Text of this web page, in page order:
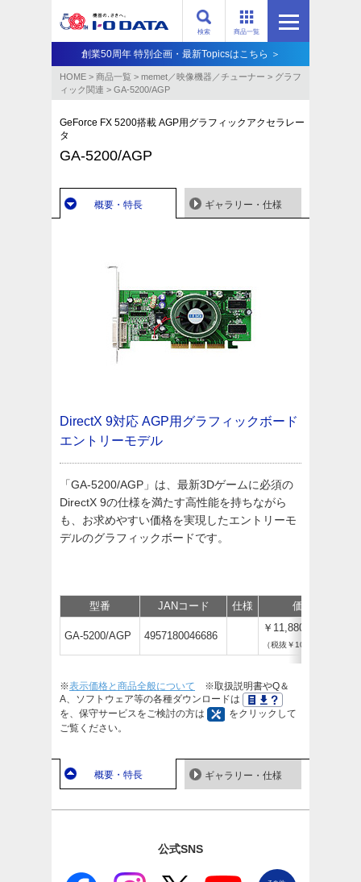
商品一覧
検索
創業50周年 特別企画・最新Topicsはこちら ＞
HOME > 商品一覧 > memet／映像機器／チューナー > グラフ
ィック関連 > GA-5200/AGP
GeForce FX 5200搭載 AGP用グラフィックアクセラレー
タ
GA-5200/AGP
概要・特長 ギャラリー・仕様
DirectX 9対応 AGP用グラフィックボード
エントリーモデル
「GA-5200/AGP」は、最新3Dゲームに必須の
DirectX 9の仕様を満たす高性能を持ちながら
も、お求めやすい価格を実現したエントリーモ
デルのグラフィックボードです。
型番 JANコード 仕様 価格
GA-5200/AGP 4957180046686
￥11,880
（税抜￥10,800）
※表示価格と商品全般について ※取扱説明書やQ＆
A、ソフトウェア等の各種ダウンロードは
を、保守サービスをご検討の方は
をクリックして
ご覧ください。
概要・特長 ギャラリー・仕様
公式SNS